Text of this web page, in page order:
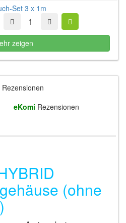
Set 3 x 1m
zeigen
Rezensionen
eKomi Rezensionen
(ohne